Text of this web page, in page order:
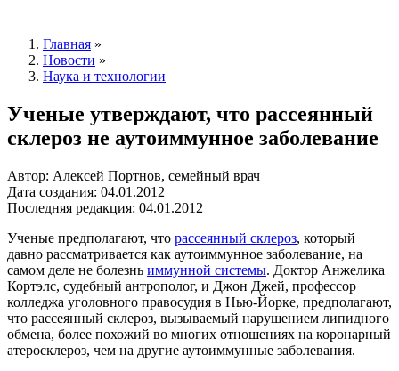
Главная »
Новости »
Наука и технологии
Ученые утверждают, что рассеянный
склероз не аутоиммунное заболевание
Автор: Алексей Портнов, семейный врач
Дата создания: 04.01.2012
Последняя редакция: 04.01.2012
Ученые предполагают, что рассеянный склероз, который
давно рассматривается как аутоиммунное заболевание, на
самом деле не болезнь иммунной системы. Доктор Анжелика
Кортэлс, судебный антрополог, и Джон Джей, профессор
колледжа уголовного правосудия в Нью-Йорке, предполагают,
что рассеянный склероз, вызываемый нарушением липидного
обмена, более похожий во многих отношениях на коронарный
атеросклероз, чем на другие аутоиммунные заболевания.